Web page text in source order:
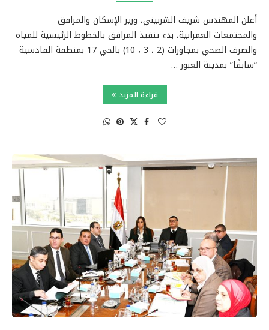
أعلن المهندس شريف الشربيني، وزير الإسكان والمرافق
والمجتمعات العمرانية، بدء تنفيذ المرافق بالخطوط الرئيسية للمياه
والصرف الصحي بمجاورات (2 ، 3 ، 10) بالحي 17 بمنطقة القادسية
“سابقًا” بمدينة العبور …
قراءة المزيد